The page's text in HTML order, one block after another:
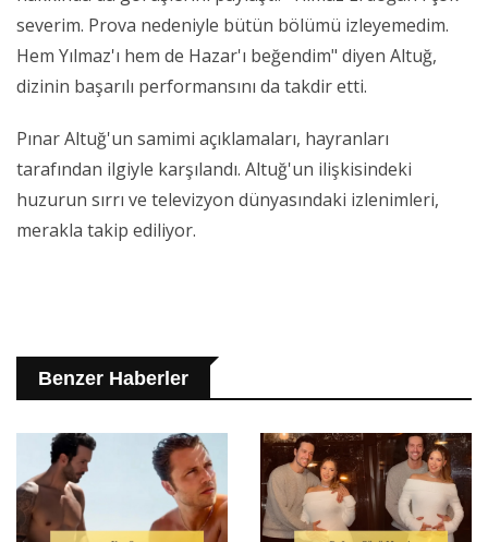
severim. Prova nedeniyle bütün bölümü izleyemedim.
Hem Yılmaz'ı hem de Hazar'ı beğendim" diyen Altuğ,
dizinin başarılı performansını da takdir etti.
Pınar Altuğ'un samimi açıklamaları, hayranları
tarafından ilgiyle karşılandı. Altuğ'un ilişkisindeki
huzurun sırrı ve televizyon dünyasındaki izlenimleri,
merakla takip ediliyor.
Benzer Haberler